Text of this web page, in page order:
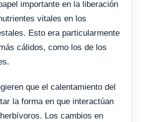
importante en la liberación
vitales en los
Esto era particularmente
cálidos, como los de los
que el calentamiento del
la forma en que interactúan
Los cambios en